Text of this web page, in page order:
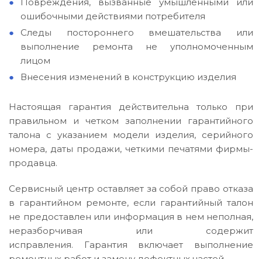
Повреждения, вызванные умышленными или
ошибочными действиями потребителя
Следы постороннего вмешательства или
выполнение ремонта не уполномоченным
лицом
Внесения изменений в конструкцию изделия
Настоящая гарантия действительна только при
правильном и четком заполнении гарантийного
талона с указанием модели изделия, серийного
номера, даты продажи, четкими печатями фирмы-
продавца.
Сервисный центр оставляет за собой право отказа
в гарантийном ремонте, если гарантийный талон
не предоставлен или информация в нем неполная,
неразборчивая или содержит
исправления. Гарантия включает выполнение